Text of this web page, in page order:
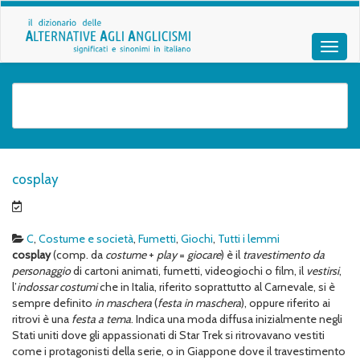
cosplay
C, Costume e società, Fumetti, Giochi, Tutti i lemmi
cosplay(comp. da costume+ play= giocare) è il travestimento da
personaggiodi cartoni animati, fumetti, videogiochi o film, il vestirsi,
l’indossar costumiche in Italia, riferito soprattutto al Carnevale, si è
sempre definito in maschera(festa in maschera), oppure riferito ai
ritrovi è una festa a tema. Indica una moda diffusa inizialmente negli
Stati uniti dove gli appassionati di Star Trek si ritrovavano vestiti
come i protagonisti della serie, o in Giappone dove il travestimento